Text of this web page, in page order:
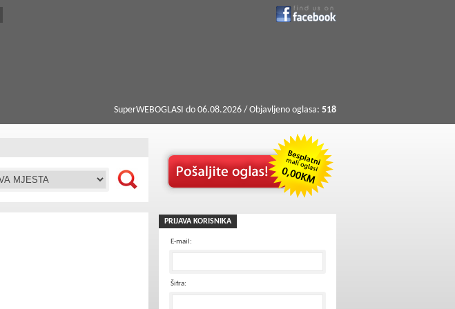
SuperWEBOGLASI do 06.08.2026 / Objavljeno oglasa: 518
PRIJAVA KORISNIKA
E-mail:
Šifra: